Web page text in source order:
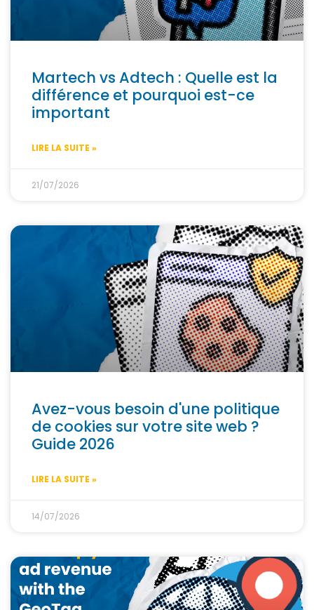
Martech vs Adtech : Quelle est la
différence et pourquoi est-ce
important
LIRE LA SUITE »
21/07/2026
Avez-vous besoin d'une politique
de cookies sur votre site web ?
Guide 2026
LIRE LA SUITE »
14/07/2026